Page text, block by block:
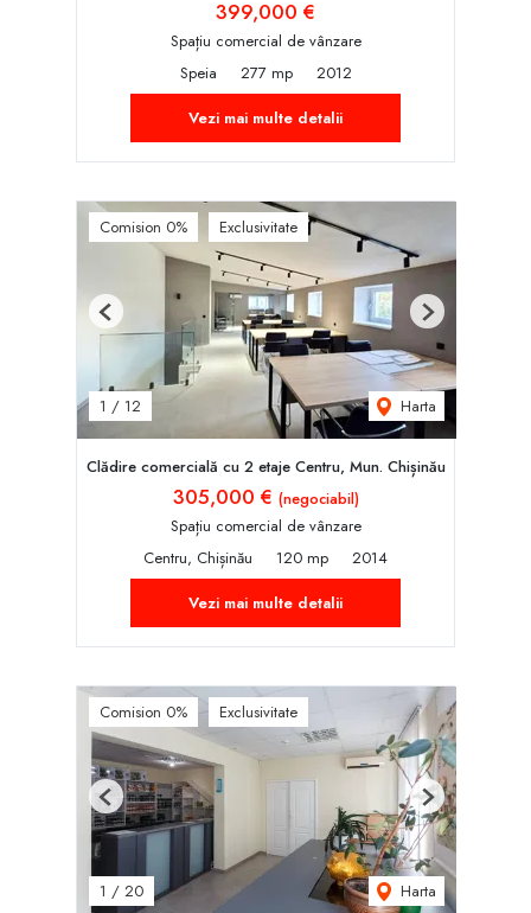
399,000 €
Spațiu comercial de vânzare
Speia
277 mp
2012
Vezi mai multe detalii
Comision 0% Exclusivitate
1 / 12 Harta
Previous Next
Clădire comercială cu 2 etaje Centru, Mun. Chișinău
305,000 € (negociabil)
Spațiu comercial de vânzare
Centru, Chișinău
120 mp
2014
Vezi mai multe detalii
Comision 0% Exclusivitate
1 / 20 Harta
Previous Next